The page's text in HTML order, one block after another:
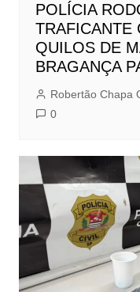
POLÍCIA
TRAFICANTE
QUILOS DE
BRAGANÇA
Robertão Chapa
0